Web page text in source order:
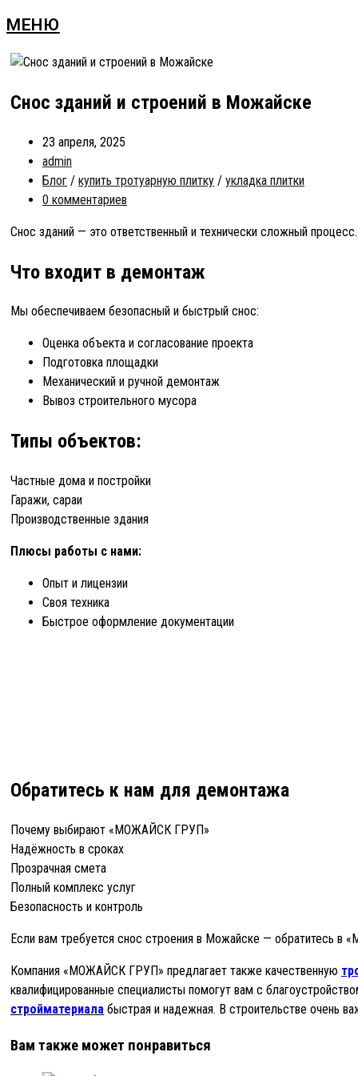
МЕНЮ
Снос зданий и строений в Можайске
23 апреля, 2025
admin
Блог / купить тротуарную плитку / укладка плитки
0 комментариев
Снос зданий — это ответственный и технически сложный процесс.
Что входит в демонтаж
Мы обеспечиваем безопасный и быстрый снос:
Оценка объекта и согласование проекта
Подготовка площадки
Механический и ручной демонтаж
Вывоз строительного мусора
Типы объектов:
Частные дома и постройки
Гаражи, сараи
Производственные здания
Плюсы работы с нами:
Опыт и лицензии
Своя техника
Быстрое оформление документации
Обратитесь к нам для демонтажа
Почему выбирают «МОЖАЙСК ГРУП»
Надёжность в сроках
Прозрачная смета
Полный комплекс услуг
Безопасность и контроль
Если вам требуется снос строения в Можайске — обратитесь
Компания «МОЖАЙСК ГРУП» предлагает также качественную
квалифицированные специалисты помогут вам с
стройматериала быстрая и надежная. В строительстве очень
Вам также может понравиться